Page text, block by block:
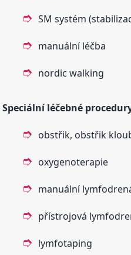
SM systém
manuální léčba
nordic walking
Speciální léčebné
obstřik, obstřik
oxygenoterapie
manuální
přístrojová
lymfotaping